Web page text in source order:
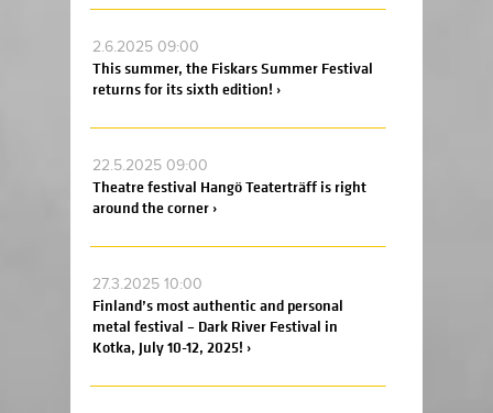
2.6.2025 09:00
This summer, the Fiskars Summer Festival
returns for its sixth edition! ›
22.5.2025 09:00
Theatre festival Hangö Teaterträff is right
around the corner ›
27.3.2025 10:00
Finland’s most authentic and personal
metal festival – Dark River Festival in
Kotka, July 10-12, 2025! ›